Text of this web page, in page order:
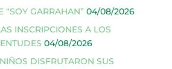
“SOY GARRAHAN” 04/08/2026
INSCRIPCIONES A LOS
04/08/2026
DISFRUTARON SUS